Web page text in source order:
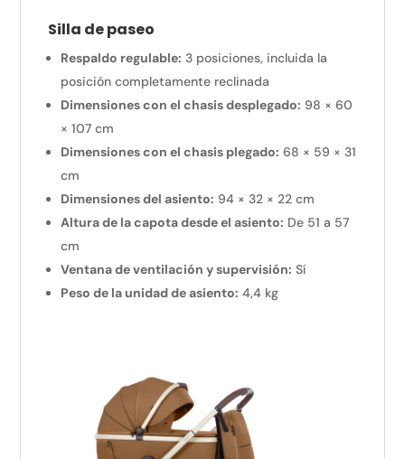
Silla de paseo
Respaldo regulable: 3 posiciones, incluida la
posición completamente reclinada
Dimensiones con el chasis desplegado: 98 × 60
× 107 cm
Dimensiones con el chasis plegado: 68 × 59 × 31
cm
Dimensiones del asiento: 94 × 32 × 22 cm
Altura de la capota desde el asiento: De 51 a 57
cm
Ventana de ventilación y supervisión: Sí
Peso de la unidad de asiento: 4,4 kg